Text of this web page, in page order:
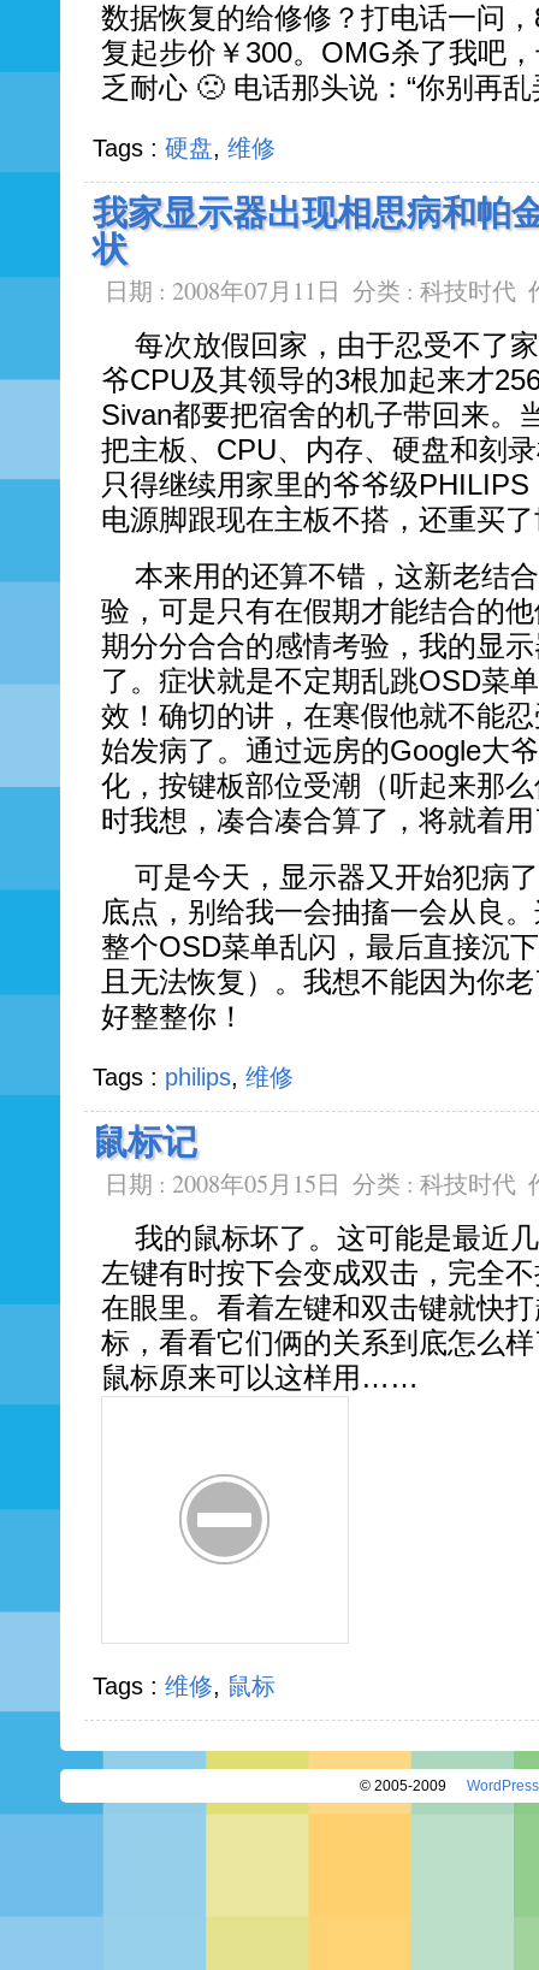
数据恢复的给修修？打电话一问
复起步价￥300。OMG杀了我吧
乏耐心 🙁 电话那头说：“你别再
Tags : 硬盘, 维修
我家显示器出现相思病和帕
状
日期 : 2008年07月11日 分类 : 科技时代
每次放假回家，由于忍受不了
爷CPU及其领导的3根加起来才
Sivan都要把宿舍的机子带回来。
把主板、CPU、内存、硬盘和刻
只得继续用家里的爷爷级
电源脚跟现在主板不搭，还重买
本来用的还算不错，这新老结
验，可是只有在假期才能结合的
期分分合合的感情考验，我的显
了。症状就是不定期乱跳OSD菜
效！确切的讲，在寒假他就不能
始发病了。通过远房的Google大
化，按键板部位受潮（听起来那
时我想，凑合凑合算了，将就着
可是今天，显示器又开始犯病
底点，别给我一会抽搐一会从良
整个OSD菜单乱闪，最后直接沉
且无法恢复）。我想不能因为你
好整整你！
Tags : philips, 维修
鼠标记
日期 : 2008年05月15日 分类 : 科技时代
我的鼠标坏了。这可能是最近
左键有时按下会变成双击，完全
在眼里。看着左键和双击键就快
标，看看它们俩的关系到底怎么
鼠标原来可以这样用……
Tags : 维修, 鼠标
© 2005-2009 WordPress